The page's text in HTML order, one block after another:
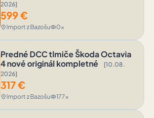
2026]
599€
location_on Import z Bazošuvisibility0x
Predné DCC tlmiče Škoda Octavia
4 nové originál kompletné
[10.08.
2026]
317€
location_on Import z Bazošuvisibility177x